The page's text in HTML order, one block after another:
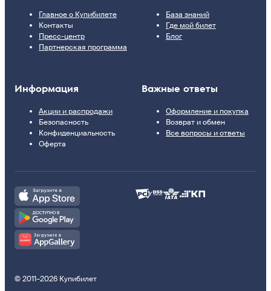
Главное о Купибилете
Контакты
Пресс-центр
Партнерская программа
База знаний
Где мой билет
Блог
Информация
Акции и распродажи
Безопасность
Конфиденциальность
Оферта
Важные ответы
Оформление и покупка
Возврат и обмен
Все вопросы и ответы
© 2011–2026 Купибилет